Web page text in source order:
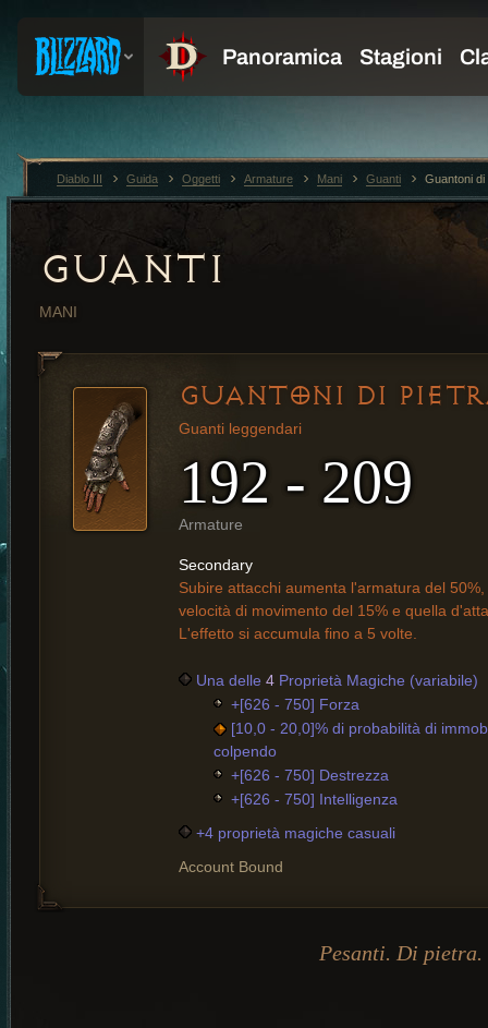
GUANTI
MANI
GUANTONI DI
Guanti leggendari
192 - 209
Armature
Secondary
Subire attacchi aumenta l'armatura del
velocità di movimento del 15% e quella
L'effetto si accumula fino a 5 volte.
Una delle 4 Proprietà Magiche (variabile)
+[626 - 750] Forza
[10,0 - 20,0]% di probabilità di
colpendo
+[626 - 750] Destrezza
+[626 - 750] Intelligenza
+4 proprietà magiche casuali
Account Bound
Pesanti. Di
Diablo III Guida Oggetti Armature Mani Guanti Guantoni di